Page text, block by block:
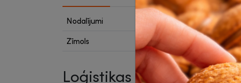
Nodalījumi 1 nodalījums
Zīmols Centrum
Loģistikas dati